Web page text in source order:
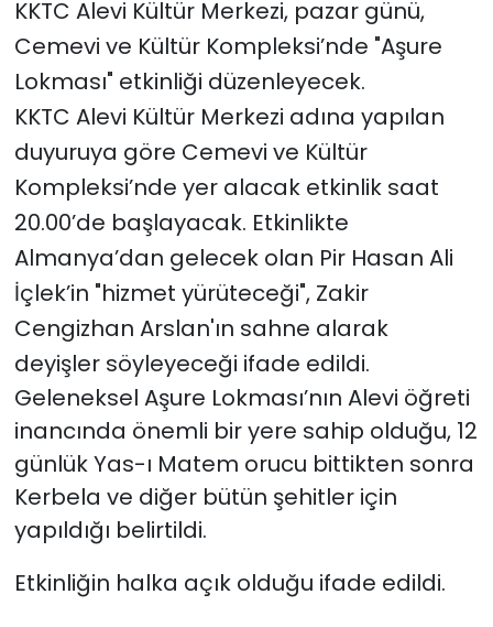
KKTC Alevi Kültür Merkezi, pazar günü,
Cemevi ve Kültür Kompleksi’nde "Aşure
Lokması" etkinliği düzenleyecek.
KKTC Alevi Kültür Merkezi adına yapılan
duyuruya göre Cemevi ve Kültür
Kompleksi’nde yer alacak etkinlik saat
20.00’de başlayacak. Etkinlikte
Almanya’dan gelecek olan Pir Hasan Ali
İçlek’in "hizmet yürüteceği", Zakir
Cengizhan Arslan'ın sahne alarak
deyişler söyleyeceği ifade edildi.
Geleneksel Aşure Lokması’nın Alevi öğreti
inancında önemli bir yere sahip olduğu, 12
günlük Yas-ı Matem orucu bittikten sonra
Kerbela ve diğer bütün şehitler için
yapıldığı belirtildi.
Etkinliğin halka açık olduğu ifade edildi.
SAĞLIK
Spor
Teknoloji
TÜRKiYE
Video Galeri
YAŞAM
Yazarlar